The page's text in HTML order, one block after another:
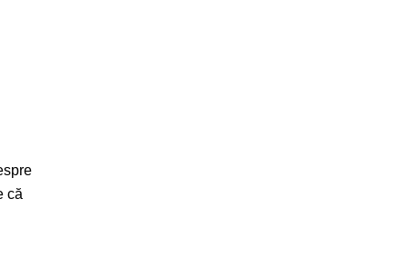
că